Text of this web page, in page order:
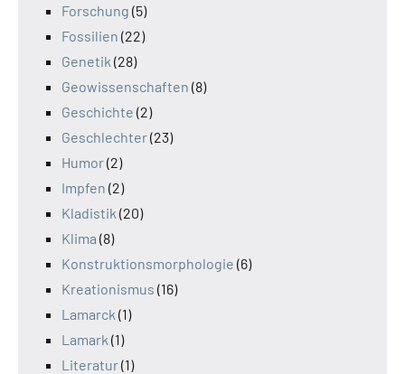
Forschung (5)
Fossilien (22)
Genetik (28)
Geowissenschaften (8)
Geschichte (2)
Geschlechter(23)
Humor(2)
Impfen (2)
Kladistik (20)
Klima (8)
Konstruktionsmorphologie (6)
Kreationismus (16)
Lamarck (1)
Lamark (1)
Literatur(1)